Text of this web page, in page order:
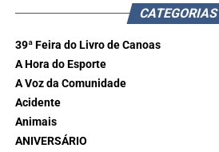
CATEGORIAS
39ª Feira do Livro de Canoas
A Hora do Esporte
A Voz da Comunidade
Acidente
Animais
ANIVERSÁRIO